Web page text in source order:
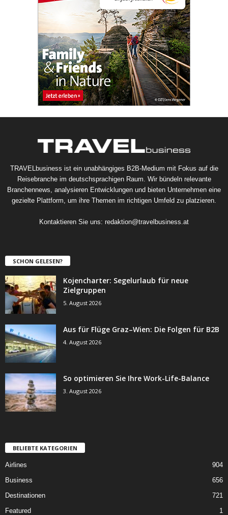
TRAVELbusiness ist ein unabhängiges B2B-Medium mit Fokus auf die
Reisebranche im deutschsprachigen Raum. Wir bündeln relevante
Branchennews, analysieren Entwicklungen und bieten Unternehmen eine
gezielte Plattform, um ihre Themen im richtigen Umfeld zu platzieren.
Kontaktieren Sie uns: redaktion@travelbusiness.at
SCHON GELESEN?
Kojencharter: Segelurlaub für neue
Zielgruppen
5. August 2026
Aus für Flüge Graz–Wien: Die Folgen für B2B
4. August 2026
So optimieren Sie Ihre Work-Life-Balance
3. August 2026
BELIEBTE KATEGORIEN
Airlines
904
Business
656
Destinationen
721
Featured
1